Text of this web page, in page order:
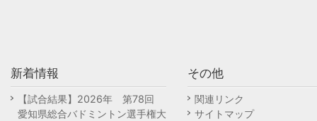
新着情報
【試合結果】2026年 第78回
愛知県総合バドミントン選手権大
その他
関連リンク
サイトマップ